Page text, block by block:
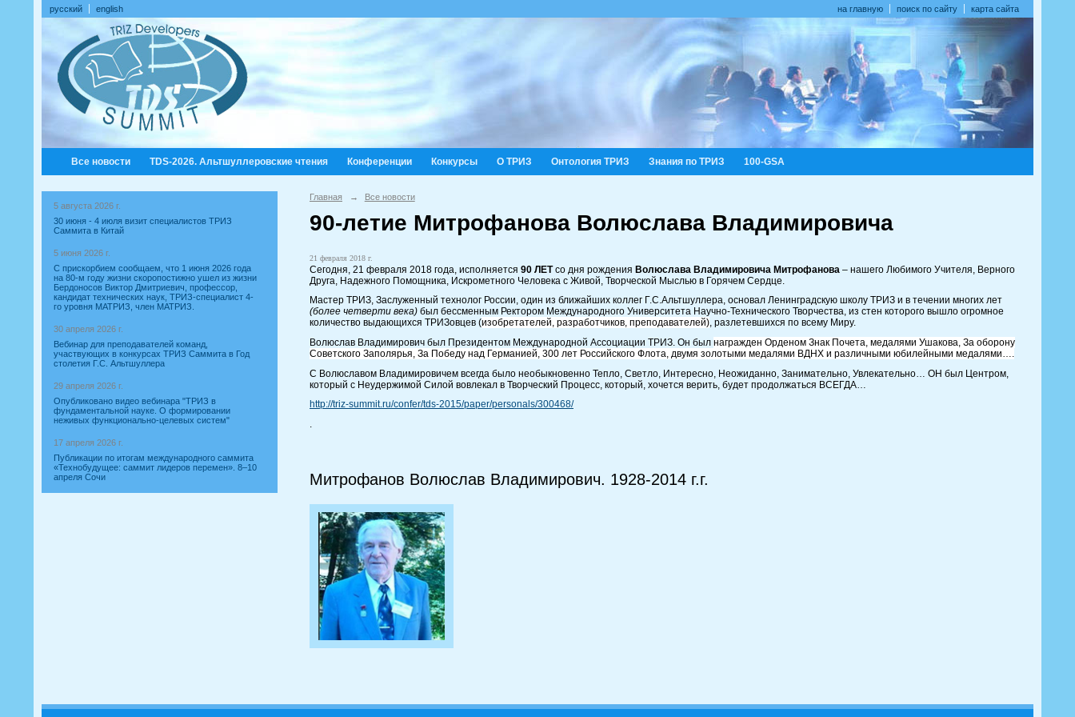
русский english на главную поиск по сайту карта сайта
Все новости TDS-2026. Альтшуллеровские чтения Конференции Конкурсы О ТРИЗ Онтология ТРИЗ Знания по ТРИЗ 100-GSA
5 августа 2026 г.
30 июня - 4 июля визит специалистов ТРИЗ
Саммита в Китай
5 июня 2026 г.
С прискорбием сообщаем, что 1 июня 2026 года
на 80-м году жизни скоропостижно ушел из жизни
Бердоносов Виктор Дмитриевич, профессор,
кандидат технических наук, ТРИЗ-специалист 4-
го уровня МАТРИЗ, член МАТРИЗ.
30 апреля 2026 г.
Вебинар для преподавателей команд,
участвующих в конкурсах ТРИЗ Саммита в Год
столетия Г.С. Альтшуллера
29 апреля 2026 г.
Опубликовано видео вебинара "ТРИЗ в
фундаментальной науке. О формировании
неживых функционально-целевых систем"
17 апреля 2026 г.
Публикации по итогам международного саммита
«Технобудущее: саммит лидеров перемен». 8–10
апреля Сочи
Главная → Все новости
90-летие Митрофанова Волюслава Владимировича
21 февраля 2018 г.
Сегодня, 21 февраля 2018 года, исполняется 90 ЛЕТсо дня рождения Волюслава Владимировича Митрофанова – нашего Любимого Учителя, Верного
Друга, Надежного Помощника, Искрометного Человека с Живой, Творческой Мыслью в Горячем Сердце.
Мастер ТРИЗ, Заслуженный технолог России, один из ближайших коллег Г.С.Альтшуллера, основал Ленинградскую школу ТРИЗ и в течении многих лет
(более четверти века) был бессменным Ректором Международного Университета Научно-Технического Творчества, из стен которого вышло огромное
количество выдающихся ТРИЗовцев (изобретателей, разработчиков, преподавателей), разлетевшихся по всему Миру.
Волюслав Владимирович был Президентом Международной Ассоциации ТРИЗ. Он был награжден Орденом Знак Почета, медалями Ушакова, За оборону
Советского Заполярья, За Победу над Германией, 300 лет Российского Флота, двумя золотыми медалями ВДНХ и различными юбилейными медалями….
С Волюславом Владимировичем всегда было необыкновенно Тепло, Светло, Интересно, Неожиданно, Занимательно, Увлекательно… ОН был Центром,
который с Неудержимой Силой вовлекал в Творческий Процесс, который, хочется верить, будет продолжаться ВСЕГДА…
http://triz-summit.ru/confer/tds-2015/paper/personals/300468/
.
Митрофанов Волюслав Владимирович. 1928-2014 г.г.